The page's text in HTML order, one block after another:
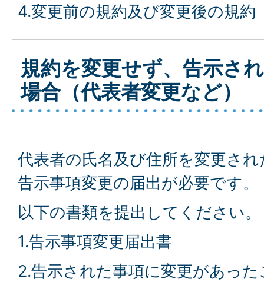
4.変更前の規約及び変更後の規約
規約を変更せず、告示さ
場合（代表者変更など）
代表者の氏名及び住所を変更さ
告示事項変更の届出が必要です。
以下の書類を提出してください。
1.告示事項変更届出書
2.告示された事項に変更があっ